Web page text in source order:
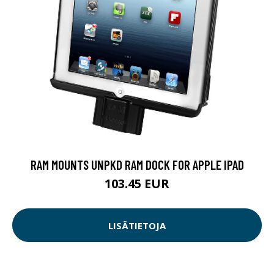
RAM MOUNTS UNPKD RAM DOCK FOR APPLE IPAD
103.45 EUR
LISÄTIETOJA